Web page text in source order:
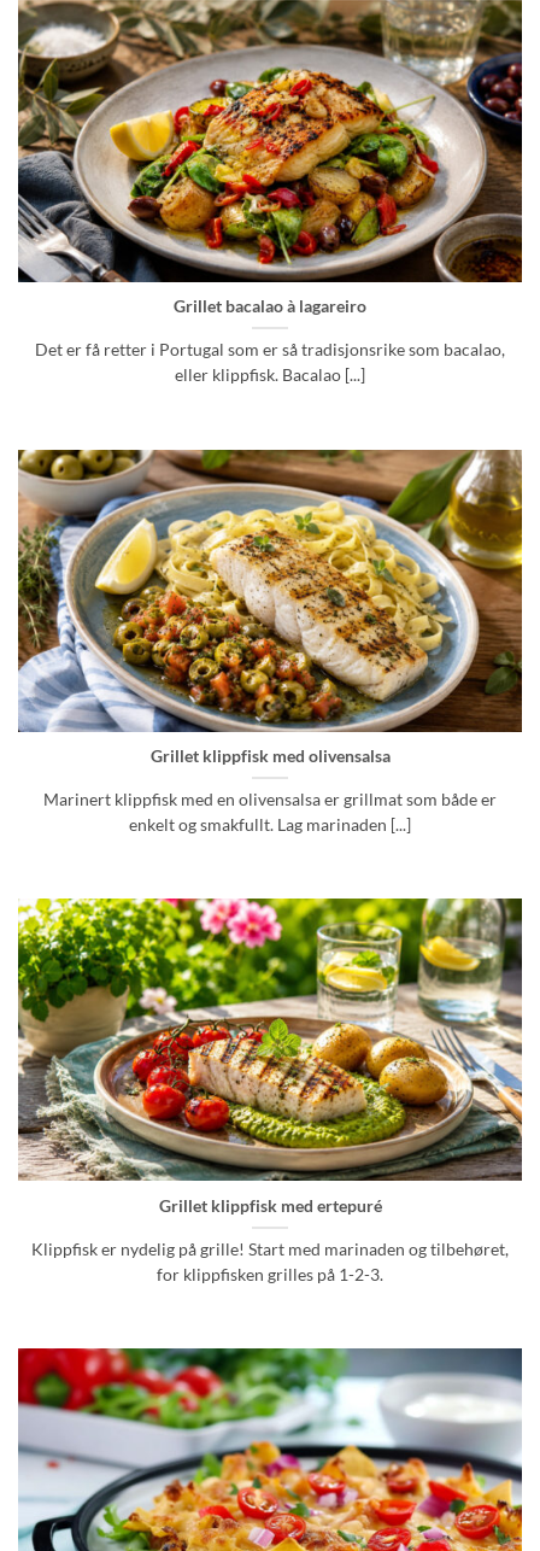
Grillet bacalao à lagareiro
Det er få retter i Portugal som er så tradisjonsrike som bacalao,
eller klippfisk. Bacalao [...]
Grillet klippfisk med olivensalsa
Marinert klippfisk med en olivensalsa er grillmat som både er
enkelt og smakfullt. Lag marinaden [...]
Grillet klippfisk med ertepuré
Klippfisk er nydelig på grille! Start med marinaden og tilbehøret,
for klippfisken grilles på 1-2-3.